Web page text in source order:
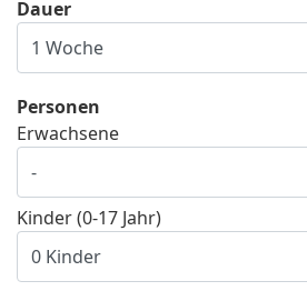
Dauer
Personen
Erwachsene
Kinder (0-17 Jahr)